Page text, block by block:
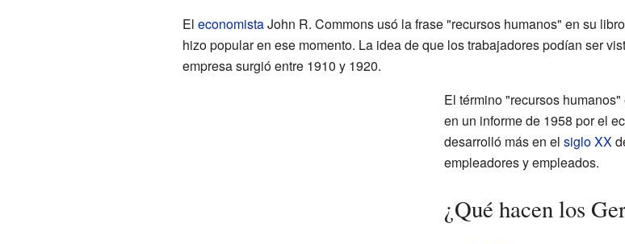
El economistaJohn R. Commons usó la frase "recursos humanos" en su libro
hizo popular en ese momento. La idea de que los trabajadores podían ser
empresa surgió entre 1910 y 1920.
El término "recursos
en un informe de 1958 por el
desarrolló más en el siglo XX
empleadores y empleados.
¿Qué hacen los